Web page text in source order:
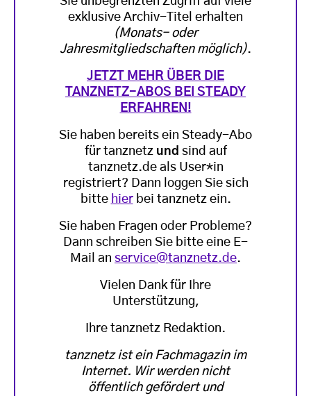
exklusive Archiv-Titel erhalten
(Monats- oder
Jahresmitgliedschaften möglich).
JETZT MEHR ÜBER DIE
TANZNETZ-ABOS BEI STEADY
ERFAHREN!
Sie haben bereits ein Steady-Abo
für tanznetz und sind auf
tanznetz.de als User*in
registriert? Dann loggen Sie sich
bitte hierbei tanznetz ein.
Sie haben Fragen oder Probleme?
Dann schreiben Sie bitte eine E-
Mail an service@tanznetz.de.
Vielen Dank für Ihre
Unterstützung,
Ihre tanznetz Redaktion.
tanznetz ist ein Fachmagazin im
Internet. Wir werden nicht
öffentlich gefördert und